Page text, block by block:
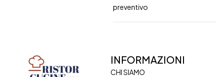
preventivo
INFORMAZIONI
CHI SIAMO